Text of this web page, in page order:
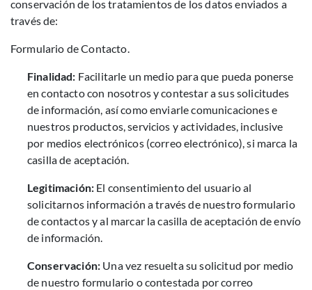
conservación de los tratamientos de los datos enviados a
través de:
Formulario de Contacto.
Finalidad: Facilitarle un medio para que pueda ponerse
en contacto con nosotros y contestar a sus solicitudes
de información, así como enviarle comunicaciones e
nuestros productos, servicios y actividades, inclusive
por medios electrónicos (correo electrónico), si marca la
casilla de aceptación.
Legitimación: El consentimiento del usuario al
solicitarnos información a través de nuestro formulario
de contactos y al marcar la casilla de aceptación de envío
de información.
Conservación: Una vez resuelta su solicitud por medio
de nuestro formulario o contestada por correo